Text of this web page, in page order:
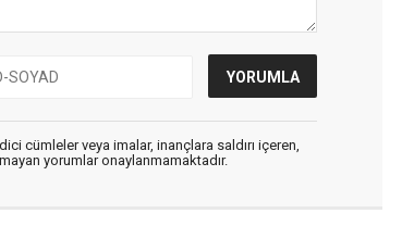
cümleler veya imalar, inançlara saldırı içeren,
yorumlar onaylanmamaktadır.